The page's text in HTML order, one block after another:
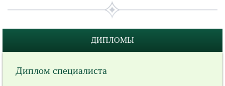
ДИПЛОМЫ
Диплом специалиста